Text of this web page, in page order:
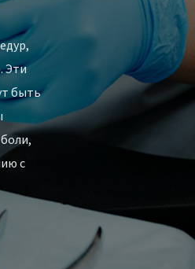
Эти
быть
с